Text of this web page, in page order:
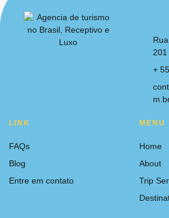
201
+
LINK
FAQs
Blog
Entre em contato
MENU
Home
About
Trip